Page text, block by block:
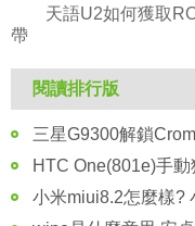
天語U2如何獲取
帶
閱讀排行版
三星G9300解鎖
HTC One(801e)手
小米miui8.2怎麼樣?